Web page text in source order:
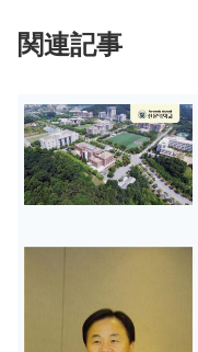
関連記事